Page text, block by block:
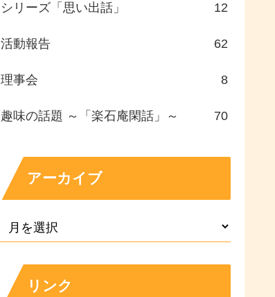
シリーズ「思い出話」 12
活動報告 62
理事会 8
趣味の話題 ～「楽石庵閑話」～ 70
アーカイブ
リンク